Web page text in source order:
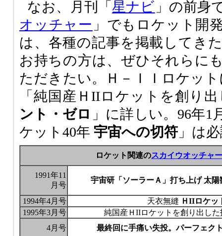
なお、月刊「星ナビ 」の前身
オッチャー 」でもロケット開
は、各種の記事を掲載してき
お持ちの方は、ぜひそれらに
ただきたい。Ｈ－ＩＩロケッ
「純国産ＨIIロケットを創り
ント・ゼロ 」に詳しい。96年1
ケット40年 宇宙への切符 」は
ロケット関連のスカイウオッチャー
1991年11
月号
宇宙研「ソーラーＡ」打ち上げ 太
1994年4月号 天衣無縫 ＨIIロケッ
1995年3月号
純国産ＨIIロケットを創り出し
4月号
最終回に手痛い失投。パーフェク